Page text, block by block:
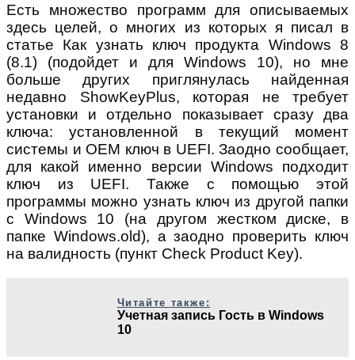
Есть множество программ для описываемых
здесь целей, о многих из которых я писал в
статье Как узнать ключ продукта Windows 8
(8.1) (подойдет и для Windows 10), но мне
больше других приглянулась найденная
недавно ShowKeyPlus, которая не требует
установки и отдельно показывает сразу два
ключа: установленной в текущий момент
системы и OEM ключ в UEFI. Заодно сообщает,
для какой именно версии Windows подходит
ключ из UEFI. Также с помощью этой
программы можно узнать ключ из другой папки
с Windows 10 (на другом жестком диске, в
папке Windows.old), а заодно проверить ключ
на валидность (пункт Check Product Key).
Читайте также:
Учетная запись Гость в Windows
10